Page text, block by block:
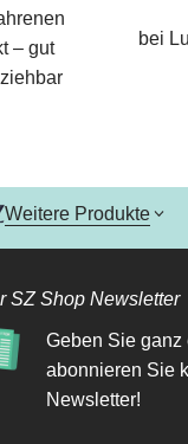
– gut
bei
Weitere Produkte
SZ Shop Newsletter
Geben Sie ganz
abonnieren Sie
Newsletter!